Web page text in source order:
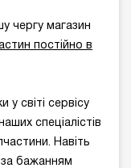
чергу магазин
постійно в
у світі сервісу
спеціалістів
Навіть
за бажанням